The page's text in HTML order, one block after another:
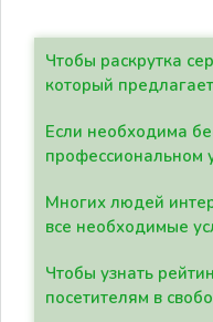
Чтобы раскрутка
который
Если необходима
профессиональном
Многих людей
все необходимые
Чтобы узнать
посетителям в